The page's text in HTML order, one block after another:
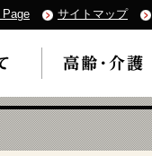
サイトマップ